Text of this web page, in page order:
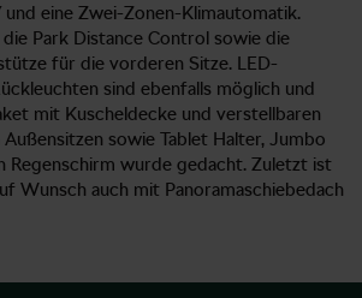
und eine Zwei-Zonen-Klimautomatik.
Park Distance Control sowie die
für die vorderen Sitze. LED-
sind ebenfalls möglich und
mit Kuscheldecke und verstellbaren
sowie Tablet Halter, Jumbo
Regenschirm wurde gedacht. Zuletzt ist
Wunsch auch mit Panoramaschiebedach